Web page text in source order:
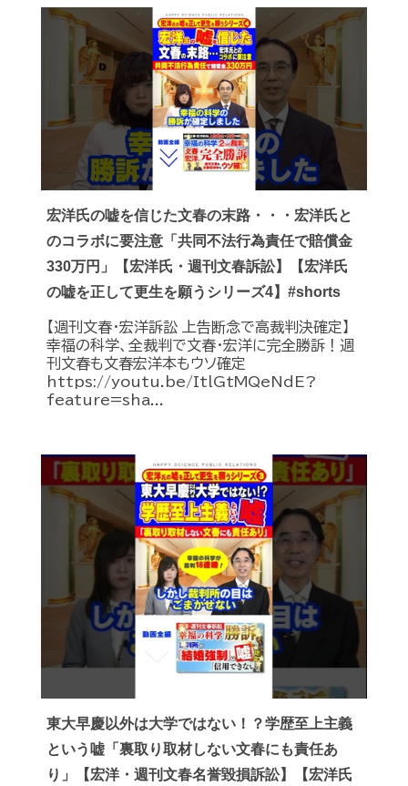
宏洋氏の嘘を信じた文春の末路・・・宏洋氏と
のコラボに要注意「共同不法行為責任で賠償金
330万円」【宏洋氏・週刊文春訴訟】【宏洋氏
の嘘を正して更生を願うシリーズ4】#shorts
【週刊文春・宏洋訴訟 上告断念で高裁判決確定】
幸福の科学、全裁判で文春・宏洋に完全勝訴！週
刊文春も文春宏洋本もウソ確定
https://youtu.be/ItlGtMQeNdE?
feature=sha...
東大早慶以外は大学ではない！？学歴至上主義
という嘘「裏取り取材しない文春にも責任あ
り」【宏洋・週刊文春名誉毀損訴訟】【宏洋氏